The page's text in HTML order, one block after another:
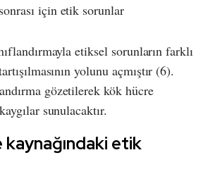
için etik sorunlar
etiksel sorunların farklı
yolunu açmıştır (6).
gözetilerek kök hücre
sunulacaktır.
kaynağındaki etik